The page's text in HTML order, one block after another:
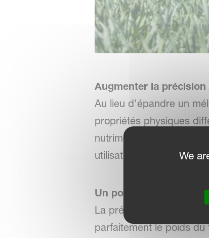
Augmenter la précision
Au lieu d'épandre un
propriétés physiques
nutriments et un
utilisation plus efficace
Un poids parfaitement
La présence d'un
parfaitement le poids
We